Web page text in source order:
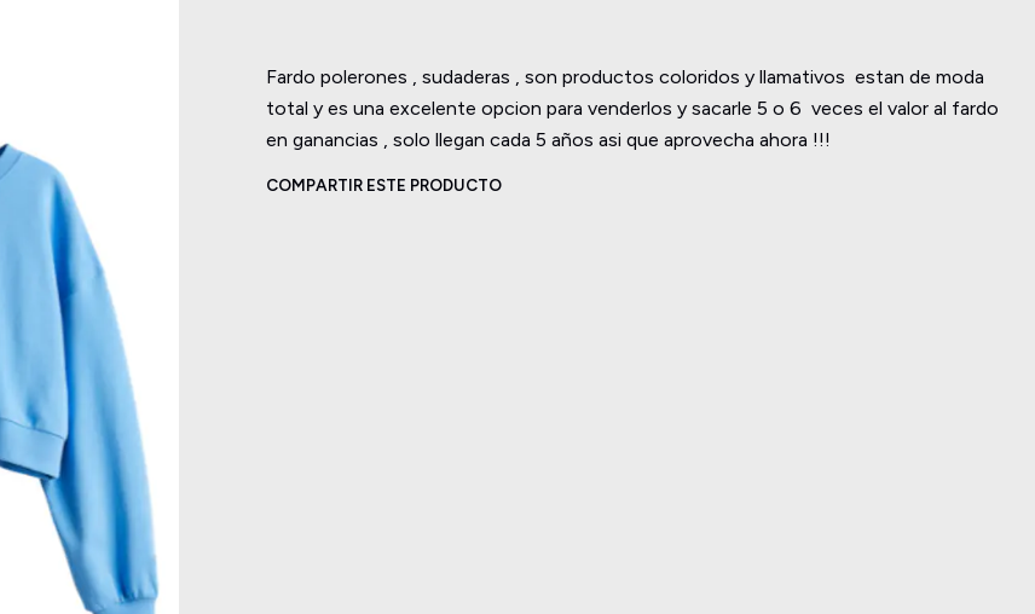
Fardo polerones , sudaderas , son productos coloridos y llamativos estan de moda
total y es una excelente opcion para venderlos y sacarle 5 o 6 veces el valor al fardo
en ganancias , solo llegan cada 5 años asi que aprovecha ahora !!!
COMPARTIR ESTE PRODUCTO